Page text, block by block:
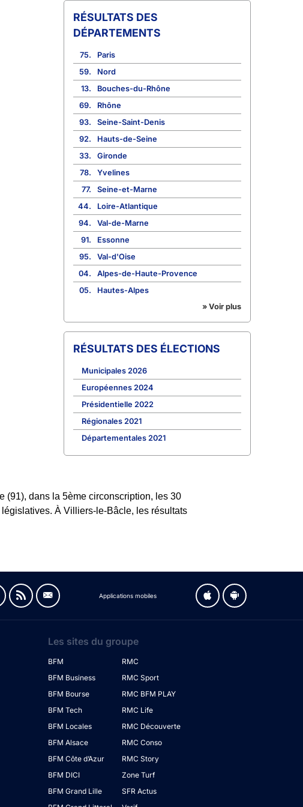
RÉSULTATS DES
DÉPARTEMENTS
75.
Paris
59.
Nord
13.
Bouches-du-Rhône
69.
Rhône
93.
Seine-Saint-Denis
92.
Hauts-de-Seine
33.
Gironde
78.
Yvelines
77.
Seine-et-Marne
44.
Loire-Atlantique
94.
Val-de-Marne
91.
Essonne
95.
Val-d'Oise
04.
Alpes-de-Haute-Provence
05.
Hautes-Alpes
» Voir plus
RÉSULTATS DES ÉLECTIONS
Municipales 2026
Européennes 2024
Présidentielle 2022
Régionales 2021
Départementales 2021
(91), dans la 5ème circonscription, les 30
À Villiers-le-Bâcle, les résultats
Applications mobiles
Les sites du groupe
BFM
BFM Business
BFM Bourse
BFM Tech
BFM Locales
BFM Alsace
BFM Côte d’Azur
BFM DICI
BFM Grand Lille
RMC
RMC Sport
RMC BFM PLAY
RMC Life
RMC Découverte
RMC Conso
RMC Story
Zone Turf
SFR Actus